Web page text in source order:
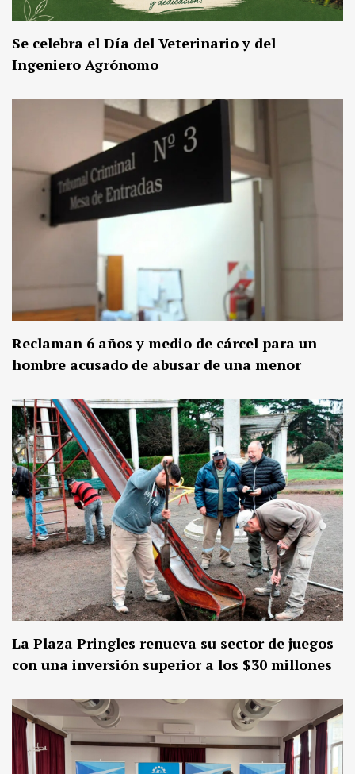
Se celebra el Día del Veterinario y del
Ingeniero Agrónomo
Reclaman 6 años y medio de cárcel para un
hombre acusado de abusar de una menor
La Plaza Pringles renueva su sector de juegos
con una inversión superior a los $30 millones